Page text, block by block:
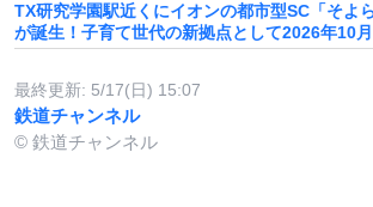
TX研究学園駅近くにイオンの都市型SC「そよ
が誕生！子育て世代の新拠点として2026年10
最終更新: 5/17(日) 15:07
鉄道チャンネル
© 鉄道チャンネル